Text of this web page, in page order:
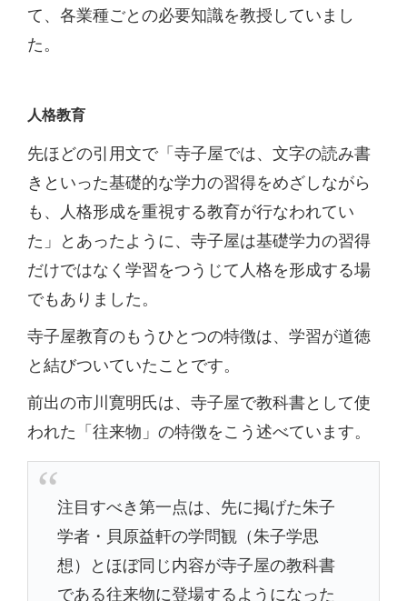
て、各業種ごとの必要知識を教授していまし
た。
人格教育
先ほどの引用文で「寺子屋では、文字の読み書
きといった基礎的な学力の習得をめざしながら
も、人格形成を重視する教育が行なわれてい
た」とあったように、寺子屋は基礎学力の習得
だけではなく学習をつうじて人格を形成する場
でもありました。
寺子屋教育のもうひとつの特徴は、学習が道徳
と結びついていたことです。
前出の市川寛明氏は、寺子屋で教科書として使
われた「往来物」の特徴をこう述べています。
注目すべき第一点は、先に掲げた朱子
学者・貝原益軒の学問観（朱子学思
想）とほぼ同じ内容が寺子屋の教科書
である往来物に登場するようになった